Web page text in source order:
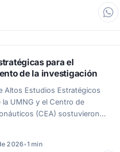
para el
de la investigación
Altos Estudios Estratégicos
la UMNG y el Centro de
(CEA) sostuvieron
2026•1 min